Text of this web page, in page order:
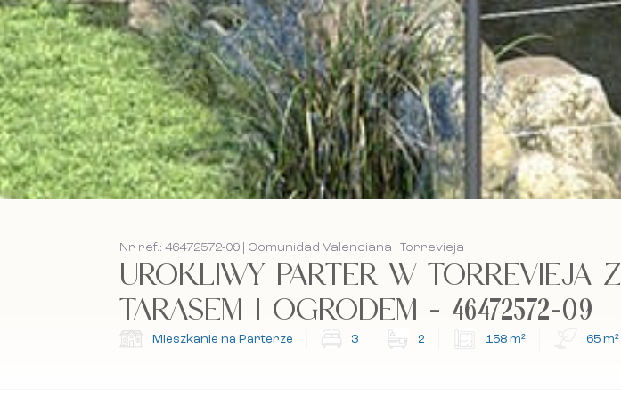
Nr ref.: 46472572-09 | Comunidad Valenciana | Torrevieja
UROKLIWY PARTER W TORREVIEJA Z
TARASEM I OGRODEM - 46472572-09
Mieszkanie na Parterze 3 2 158 m² 65 m²